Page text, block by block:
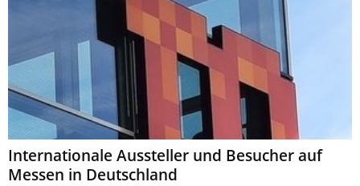
Internationale Aussteller und Besucher auf
Messen in Deutschland